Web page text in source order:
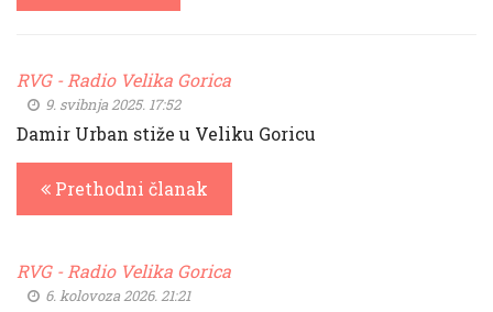
RVG - Radio Velika Gorica
9. svibnja 2025. 17:52
Damir Urban stiže u Veliku Goricu
Prethodni članak
RVG - Radio Velika Gorica
6. kolovoza 2026. 21:21